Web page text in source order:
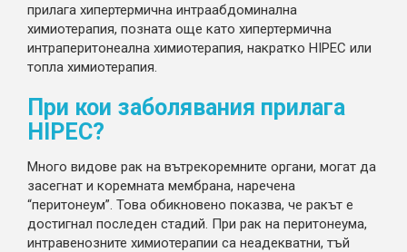
прилага хипертермична интраабдоминална
химиотерапия, позната още като хипертермична
интраперитонеална химиотерапия, накратко HIPEC или
топла химиотерапия.
При кои заболявания прилага
HIPEC?
Много видове рак на вътрекоремните органи, могат да
засегнат и коремната мембрана, наречена
“перитонеум”. Това обикновено показва, че ракът е
достигнал последен стадий. При рак на перитонеума,
интравенозните химиотерапии са неадекватни, тъй